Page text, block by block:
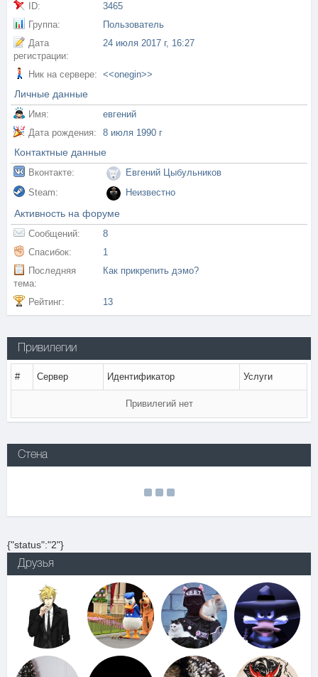
ID:
3465
Группа:
Пользователь
Дата
регистрации:
24 июля 2017 г, 16:27
Ник на сервере: <<onegin>>
Личные данные
Имя:
евгений
Дата рождения:
8 июля 1990 г
Контактные данные
Вконтакте:
Евгений Цыбульников
Steam:
Неизвестно
Активность на форуме
Сообщений:
8
Спасибок:
1
Последняя
тема:
Как прикрепить дэмо?
Рейтинг: 13
Привилегии
# Сервер Идентификатор Услуги
Привилегий нет
Стена
{"status":"2"}
Друзья